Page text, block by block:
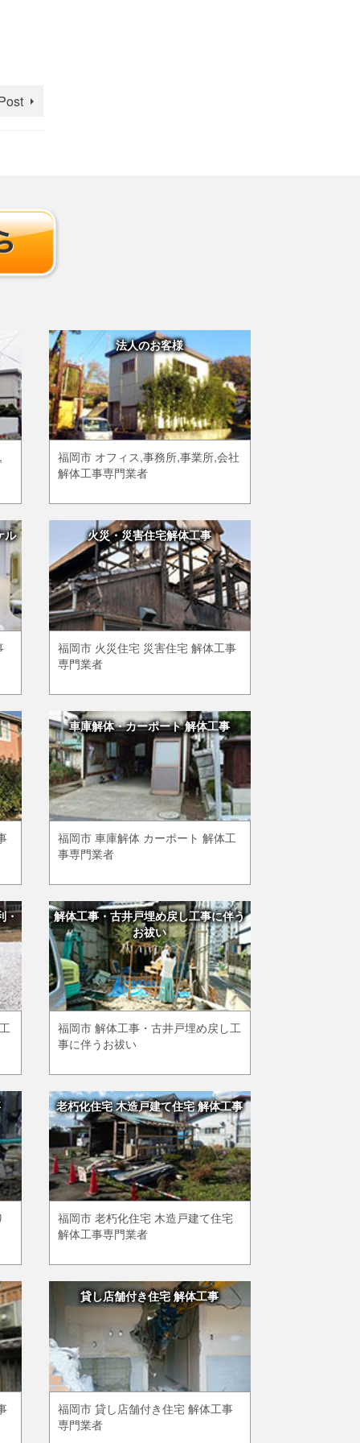
法人のお客様
福岡市 オフィス,事務所,事業所,会社
解体工事専門業者
ル 火災・災害住宅解体工事
福岡市 火災住宅 災害住宅 解体工事
専門業者
車庫解体・カーポート 解体工事
福岡市 車庫解体 カーポート 解体工
事専門業者
・
解体工事・古井戸埋め戻し工事に伴う
お祓い
福岡市 解体工事・古井戸埋め戻し工
事に伴うお祓い
老朽化住宅 木造戸建て住宅 解体工事
福岡市 老朽化住宅 木造戸建て住宅
解体工事専門業者
貸し店舗付き住宅 解体工事
福岡市 貸し店舗付き住宅 解体工事
専門業者